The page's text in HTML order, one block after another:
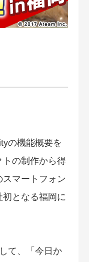
の機能概要を
トの制作から得
マートフォン
となる福岡に
て、「今日か